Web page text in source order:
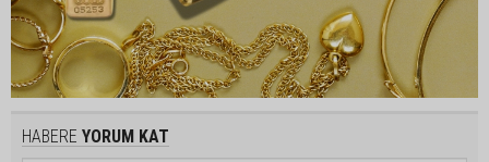
HABERE YORUM KAT